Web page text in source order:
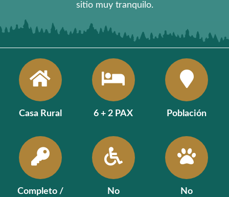
sitio muy tranquilo.
Casa Rural 6 + 2 PAX Población
Completo /
No No